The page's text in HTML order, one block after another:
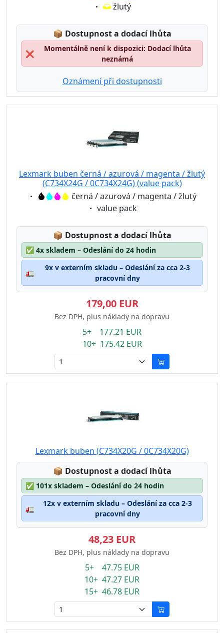
Eigenschaft:
žlutý
📦 Lagerstatus:
Dostupnost a dodací lhůta
❌
Momentálně není k dispozici: Dodací lhůta
neznámá
Oznámení při dostupnosti
Lexmark buben černá / azurová / magenta / žlutý
(C734X24G / 0C734X24G) (value pack)
Eigenschaft:černá / azurová / magenta / žlutý
Eigenschaft:
value pack
📦 Lagerstatus:
Dostupnost a dodací lhůta
✅ 4x skladem – Odeslání do 24 hodin
🚛
9x v externím skladu – Odeslání za cca 2-3
pracovní dny
179,00 EUR
Bez DPH, plus náklady na dopravu
5+ 177.21 EUR
10+ 175.42 EUR
Lexmark buben (C734X20G / 0C734X20G)
📦 Lagerstatus:
Dostupnost a dodací lhůta
✅ 101x skladem – Odeslání do 24 hodin
🚛
12x v externím skladu – Odeslání za cca 2-3
pracovní dny
48,23 EUR
Bez DPH, plus náklady na dopravu
5+ 47.75 EUR
10+ 47.27 EUR
15+ 46.78 EUR